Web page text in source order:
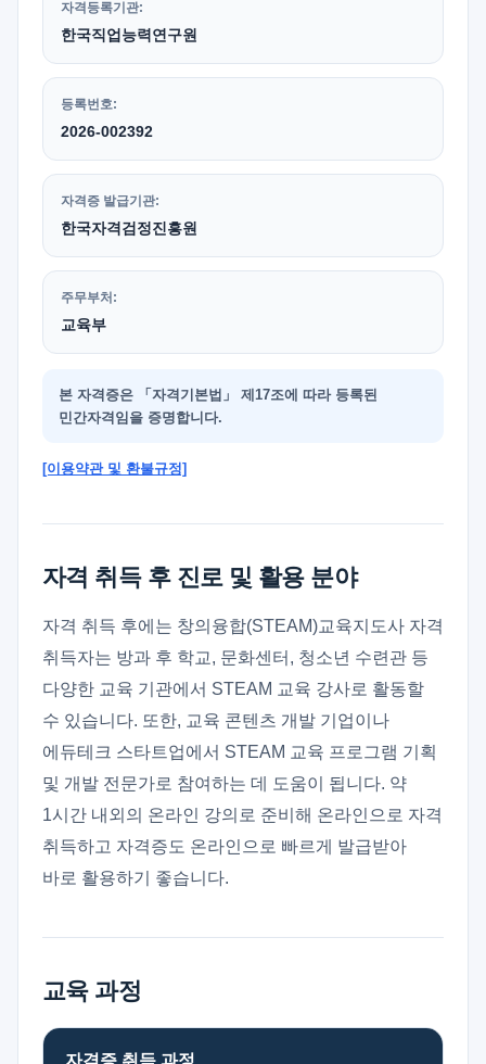
자격등록기관:
한국직업능력연구원
등록번호:
2026-002392
자격증 발급기관:
한국자격검정진흥원
주무부처:
교육부
본 자격증은 「자격기본법」 제17조에 따라 등록된
민간자격임을 증명합니다.
[이용약관 및 환불규정]
자격 취득 후 진로 및 활용 분야
자격 취득 후에는 창의융합(STEAM)교육지도사 자격
취득자는 방과 후 학교, 문화센터, 청소년 수련관 등
다양한 교육 기관에서 STEAM 교육 강사로 활동할
수 있습니다. 또한, 교육 콘텐츠 개발 기업이나
에듀테크 스타트업에서 STEAM 교육 프로그램 기획
및 개발 전문가로 참여하는 데 도움이 됩니다. 약
1시간 내외의 온라인 강의로 준비해 온라인으로 자격
취득하고 자격증도 온라인으로 빠르게 발급받아
바로 활용하기 좋습니다.
교육 과정
자격증 취득 과정